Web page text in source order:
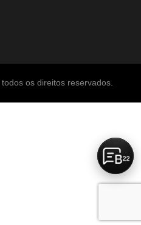
todos os direitos reservados.